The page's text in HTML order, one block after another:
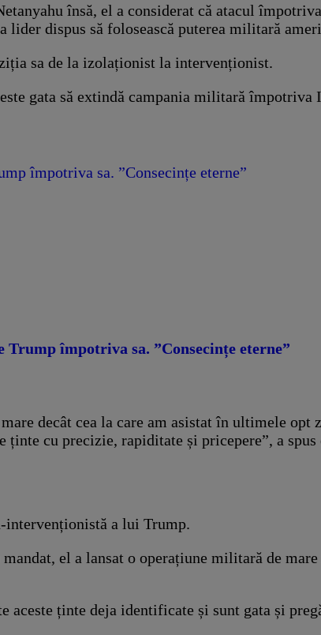
însă, el a considerat că atacul
lider dispus să folosească puterea militară
sa de la izolaționist la intervenționist.
gata să extindă campania militară împotriva
împotriva sa. ”Consecințe eterne”
împotriva sa. ”Consecințe eterne”
decât cea la care am asistat în ultimele
ținte cu precizie, rapiditate și pricepere”, a spus
intervenționistă a lui Trump.
el a lansat o operațiune militară de
ținte deja identificate și sunt gata și